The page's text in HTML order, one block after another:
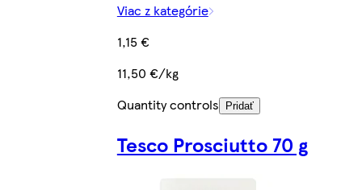
Viac z kategórie
1,15 €
11,50 €/kg
Quantity controls
Pridať
Tesco Prosciutto 70 g